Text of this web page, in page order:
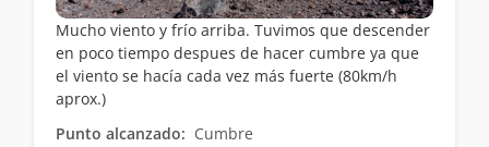
Mucho viento y frío arriba. Tuvimos que descender
en poco tiempo despues de hacer cumbre ya que
el viento se hacía cada vez más fuerte (80km/h
aprox.)
Punto alcanzado: Cumbre